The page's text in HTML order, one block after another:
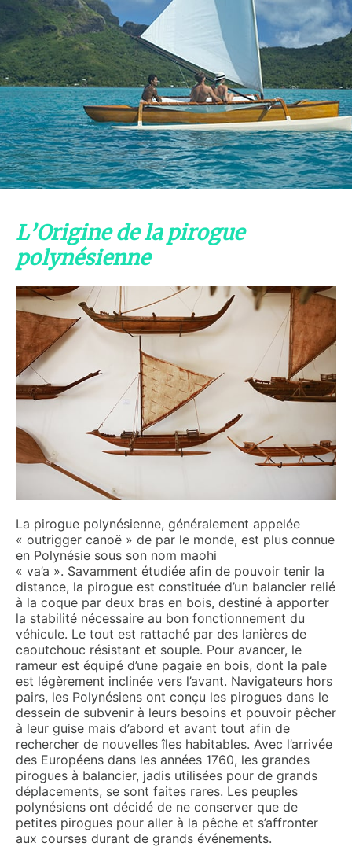
L’Origine de la pirogue
polynésienne
La pirogue polynésienne, généralement appelée
« outrigger canoë » de par le monde, est plus connue
en Polynésie sous son nom maohi
« va’a ». Savamment étudiée afin de pouvoir tenir la
distance, la pirogue est constituée d’un balancier relié
à la coque par deux bras en bois, destiné à apporter
la stabilité nécessaire au bon fonctionnement du
véhicule. Le tout est rattaché par des lanières de
caoutchouc résistant et souple. Pour avancer, le
rameur est équipé d’une pagaie en bois, dont la pale
est légèrement inclinée vers l’avant. Navigateurs hors
pairs, les Polynésiens ont conçu les pirogues dans le
dessein de subvenir à leurs besoins et pouvoir pêcher
à leur guise mais d’abord et avant tout afin de
rechercher de nouvelles îles habitables. Avec l’arrivée
des Européens dans les années 1760, les grandes
pirogues à balancier, jadis utilisées pour de grands
déplacements, se sont faites rares. Les peuples
polynésiens ont décidé de ne conserver que de
petites pirogues pour aller à la pêche et s’affronter
aux courses durant de grands événements.